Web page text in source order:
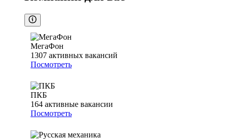
МегаФон
1307 активных вакансий
Посмотреть
ПКБ
164 активные вакансии
Посмотреть